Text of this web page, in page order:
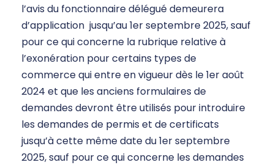
l’avis du fonctionnaire délégué demeurera
d’application jusqu’au 1er septembre 2025, sauf
pour ce qui concerne la rubrique relative à
l’exonération pour certains types de
commerce qui entre en vigueur dès le 1er août
2024 et que les anciens formulaires de
demandes devront être utilisés pour introduire
les demandes de permis et de certificats
jusqu’à cette même date du 1er septembre
2025, sauf pour ce qui concerne les demandes